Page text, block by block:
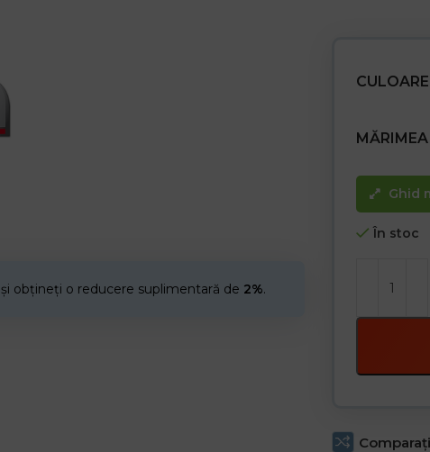
și obțineți o reducere suplimentară de 2%.
Încălțăminte
CULOARE
Ghid
În stoc